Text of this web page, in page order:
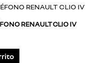
RENAULT CLIO IV